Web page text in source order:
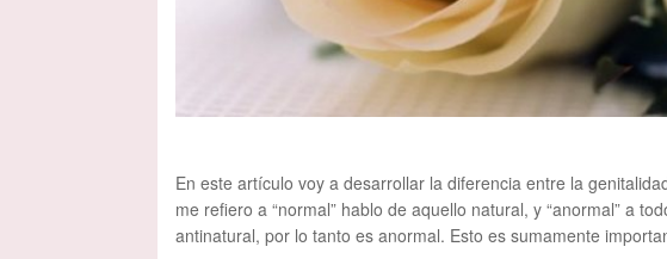
En este artículo voy a desarrollar la diferencia entre la
me refiero a “normal” hablo de aquello natural, y “anormal” a
antinatural, por lo tanto es anormal. Esto es sumamente